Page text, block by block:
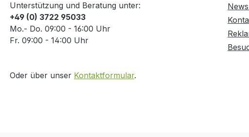
Unterstützung und Beratung unter:
+49 (0) 3722 95033
Mo.- Do. 09:00 - 16:00 Uhr
Fr. 09:00 - 14:00 Uhr
Oder über unser Kontaktformular.